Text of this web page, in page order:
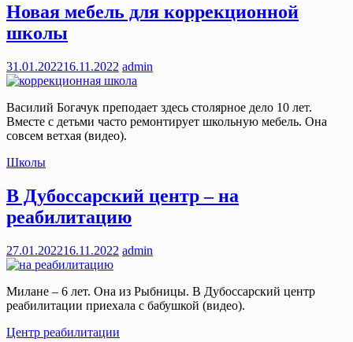
Новая мебель для коррекционной
школы
31.01.202216.11.2022 admin
Василий Богачук преподает здесь столярное дело 10 лет.
Вместе с детьми часто ремонтирует школьную мебель. Она
совсем ветхая (видео).
Школы
В Дубоссарский центр – на
реабилитацию
27.01.202216.11.2022 admin
Милане – 6 лет. Она из Рыбницы. В Дубоссарский центр
реабилитации приехала с бабушкой (видео).
Центр реабилитации